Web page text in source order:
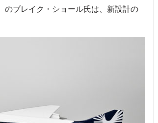
のブレイク・ショール氏は、新設計の